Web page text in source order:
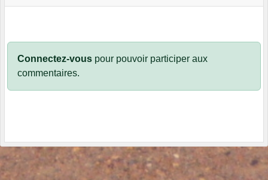
Connectez-vous pour pouvoir participer aux
commentaires.